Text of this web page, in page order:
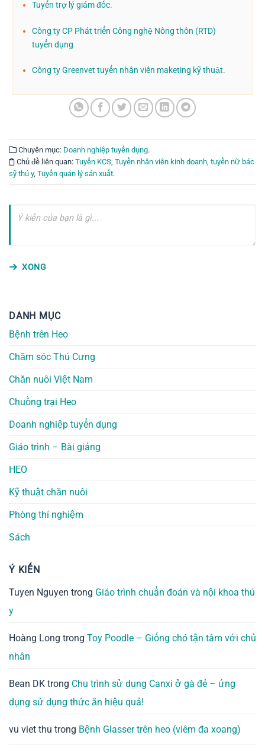
Tuyển trợ lý giám đốc.
Công ty CP Phát triển Công nghệ Nông thôn (RTD)
tuyển dụng
Công ty Greenvet tuyển nhân viên maketing kỹ thuật.
Chuyên mục: Doanh nghiệp tuyển dụng.
Chủ đề liên quan: Tuyển KCS Tuyển nhân viên kinh doanh tuyển nữ bác
sỹ thú y, Tuyển quản lý sản xuất.
XONG
DANH MỤC
Bệnh trên Heo
Chăm sóc Thú Cưng
Chăn nuôi Việt Nam
Chuồng trại Heo
Doanh nghiệp tuyển dụng
Giáo trình – Bài giảng
HEO
Kỹ thuật chăn nuôi
Phòng thí nghiệm
Sách
Ý KIẾN
Tuyen Nguyen trong Giáo trình chuẩn đoán và nội khoa thú
y
Hoàng Long trong Toy Poodle – Giống chó tận tâm với chủ
nhân
Bean DK trong Chu trình sử dụng Canxi ở gà đẻ – ứng
dụng sử dụng thức ăn hiệu quả!
vu viet thu trong Bệnh Glasser trên heo (viêm đa xoang)